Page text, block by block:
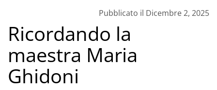
Pubblicato il Dicembre 2, 2025
Ricordando la
maestra Maria
Ghidoni